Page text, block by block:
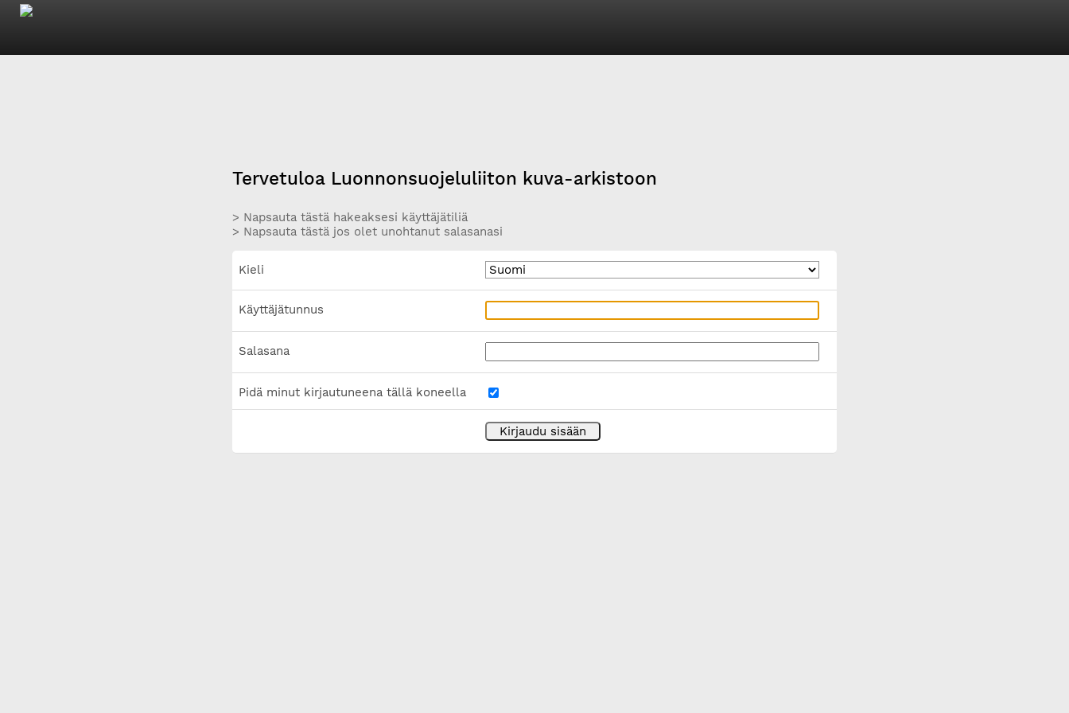
Tervetuloa Luonnonsuojeluliiton kuva-arkistoon
> Napsauta tästä hakeaksesi käyttäjätiliä
> Napsauta tästä jos olet unohtanut salasanasi
Kieli
Käyttäjätunnus
Salasana
Pidä minut kirjautuneena tällä koneella